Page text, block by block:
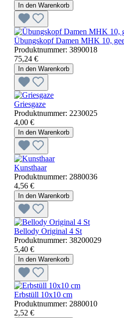
In den Warenkorb
Übungskopf Damen MHK 10,
Produktnummer: 3890018
75,24 €
In den Warenkorb
Griesgaze
Produktnummer: 2230025
4,00 €
In den Warenkorb
Kunsthaar
Produktnummer: 2880036
4,56 €
In den Warenkorb
Bellody Original 4 St
Produktnummer: 38200029
5,40 €
In den Warenkorb
Erbstüll 10x10 cm
Produktnummer: 2880010
2,52 €